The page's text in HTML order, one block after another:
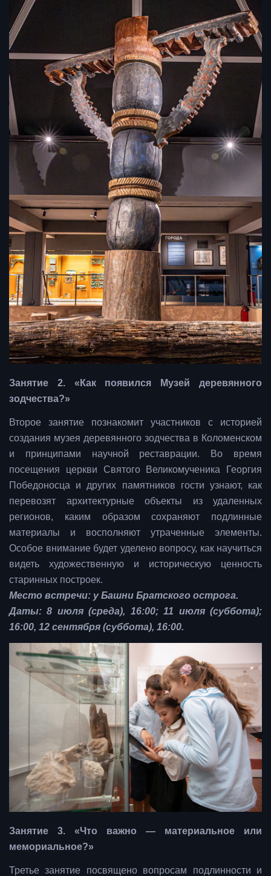
Занятие 2. «Как появился Музей деревянного
зодчества?»
Второе занятие познакомит участников с историей
создания музея деревянного зодчества в Коломенском
и принципами научной реставрации. Во время
посещения церкви Святого Великомученика Георгия
Победоносца и других памятников гости узнают, как
перевозят архитектурные объекты из удаленных
регионов, каким образом сохраняют подлинные
материалы и восполняют утраченные элементы.
Особое внимание будет уделено вопросу, как научиться
видеть художественную и историческую ценность
старинных построек.
Место встречи: у Башни Братского острога.
Даты: 8 июля (среда), 16:00; 11 июля (суббота);
16:00, 12 сентября (суббота), 16:00.
Занятие 3. «Что важно — материальное или
мемориальное?»
Третье занятие посвящено вопросам подлинности и